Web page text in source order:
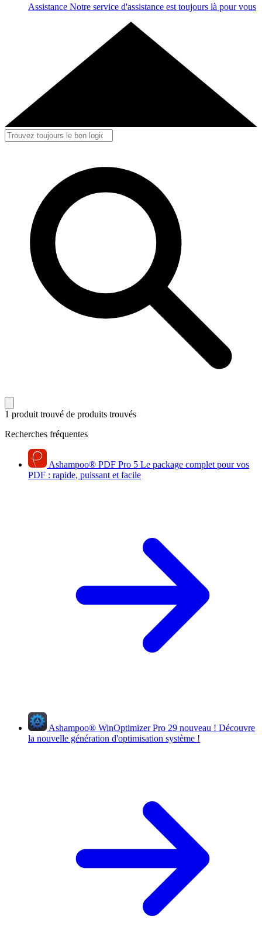
Assistance Notre service d'assistance est toujours là pour vous
1 produit trouvé de produits trouvés
Recherches fréquentes
Ashampoo® PDF Pro 5 Le package complet pour vos
PDF : rapide, puissant et facile
Ashampoo® WinOptimizer Pro 29 nouveau ! Découvre
la nouvelle génération d'optimisation système !